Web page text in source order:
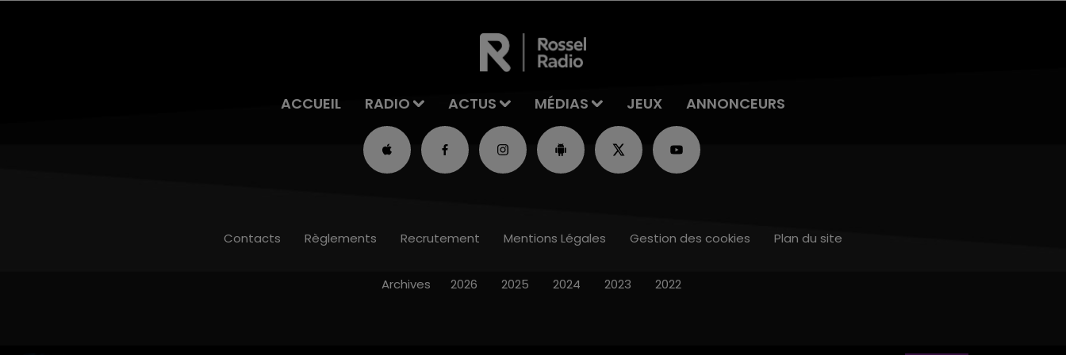
ACCUEIL RADIO ACTUS MÉDIAS JEUX ANNONCEURS
Contacts Règlements Recrutement Mentions Légales Gestion des cookies Plan du site
Archives 2026 2025 2024 2023 2022